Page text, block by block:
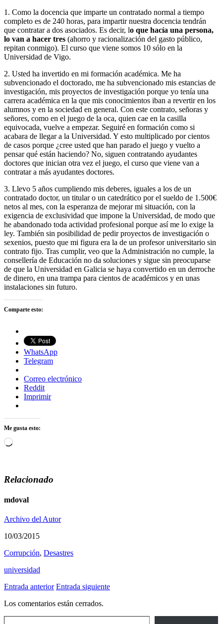
1. Como la docencia que imparte un contratado normal a tiempo
completo es de 240 horas, para impartir nuestra docencia tendrán
que contratar a dos asociados. Es decir, lo que hacía una persona,
lo van a hacer tres (ahorro y racionalización del gasto público,
repitan conmigo). El curso que viene somos 10 sólo en la
Universidad de Vigo.
2. Usted ha invertido en mi formación académica. Me ha
subvencionado el doctorado, me ha subvencionado mis estancias de
investigación, mis proyectos de investigación porque yo tenía una
carrera académica en la que mis conocimientos iban a revertir en los
alumnos y en la sociedad en general. Con este contrato, señoras y
señores, como en el juego de la oca, quien cae en la casilla
equivocada, vuelve a empezar. Seguiré en formación como si
acabara de llegar a la Universidad. Y esto multiplicado por cientos
de casos porque ¿cree usted que han parado el juego y vuelto a
pensar qué están haciendo? No, siguen contratando ayudantes
doctores que inician otra vez el juego, el curso que viene van a
contratar a más ayudantes doctores.
3. Llevo 5 años cumpliendo mis deberes, iguales a los de un
contratado doctor, un titular o un catedrático por el sueldo de 1.500€
netos al mes, con la esperanza de mejorar mi situación, con la
exigencia de exclusividad que impone la Universidad, de modo que
he abandonado toda actividad profesional porque así me lo exige la
ley. También sin posibilidad de pedir proyectos de investigación o
sexenios, puesto que mi figura era la de un profesor universitario sin
contrato fijo. Tras cumplir, veo que la Administración no cumple, la
consellería de Educación no da soluciones y sigue sin preocuparse
de que la Universidad en Galicia se haya convertido en un derroche
de dinero, en una trampa para cientos de académicos y en unas
instalaciones sin futuro.
Comparte esto:
WhatsApp
Telegram
Correo electrónico
Reddit
Imprimir
Me gusta esto:
Cargando...
Relacionado
mdoval
Archivo del Autor
10/03/2015
Corrupción, Desastres
universidad
Entrada anterior Entrada siguiente
Los comentarios están cerrados.
Escribe tu correo electrónico…